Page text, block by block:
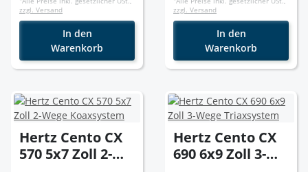
zzgl. Versand
In den
Warenkorb
zzgl. Versand
In den
Warenkorb
Hertz Cento CX
570 5x7 Zoll 2-
Hertz Cento CX
690 6x9 Zoll 3-